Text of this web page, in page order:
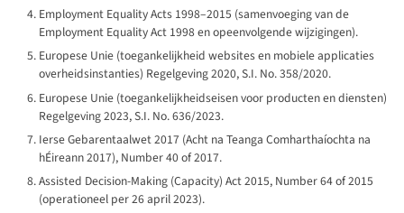
Employment Equality Acts 1998–2015 (samenvoeging van de
Employment Equality Act 1998 en opeenvolgende wijzigingen).
Europese Unie (toegankelijkheid websites en mobiele applicaties
overheidsinstanties) Regelgeving 2020, S.I. No. 358/2020.
Europese Unie (toegankelijkheidseisen voor producten en diensten)
Regelgeving 2023, S.I. No. 636/2023.
Ierse Gebarentaalwet 2017 (Acht na Teanga Comharthaíochta na
hÉireann 2017), Number 40 of 2017.
Assisted Decision-Making (Capacity) Act 2015, Number 64 of 2015
(operationeel per 26 april 2023).